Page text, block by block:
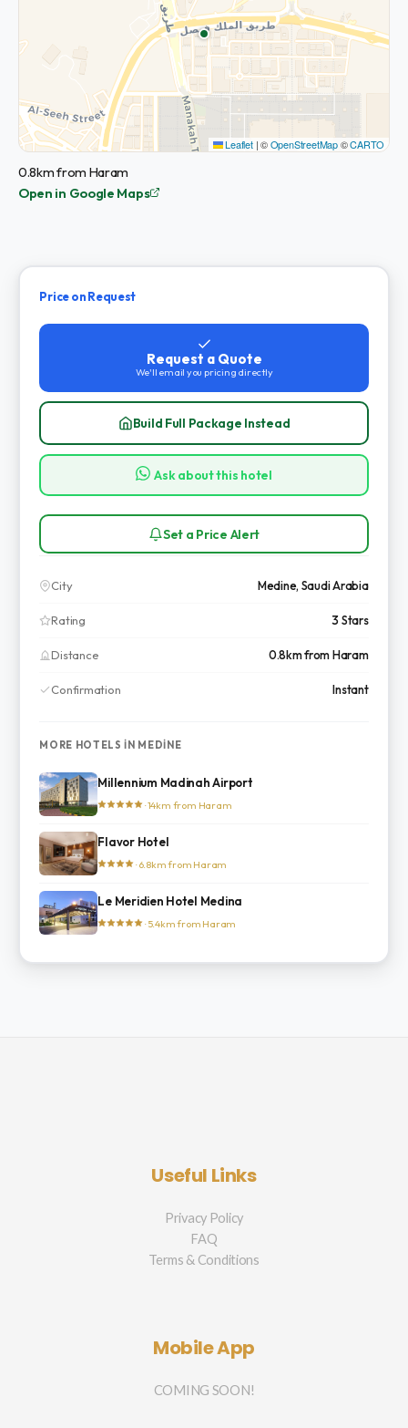
Leaflet |©OpenStreetMap©CARTO
0.8km from Haram
Open in Google Maps
Price on Request
Request a Quote
We'll email you pricing directly
Build Full Package Instead
Ask about this hotel
Set a Price Alert
City Medine, Saudi Arabia
Rating 3 Stars
Distance 0.8km from Haram
Confirmation Instant
MORE HOTELS IN MEDINE
Millennium Madinah Airport
· 14km from Haram
Flavor Hotel
· 6.8km from Haram
Le Meridien Hotel Medina
· 5.4km from Haram
Useful Links
Privacy Policy
FAQ
Terms & Conditions
Mobile App
COMING SOON!